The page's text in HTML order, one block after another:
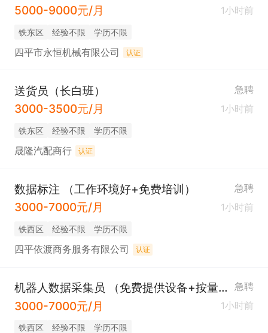
5000-9000元/月 1小时前
铁东区 经验不限 学历不限
四平市永恒机械有限公司 认证
送货员（长白班） 急聘
3000-3500元/月 1小时前
铁东区 经验不限 学历不限
晟隆汽配商行 认证
数据标注 （工作环境好+免费培训） 急聘
3000-7000元/月 1小时前
铁西区 经验不限 学历不限
四平依渡商务服务有限公司 认证
机器人数据采集员 （免费提供设备+按量结算） 急聘
3000-7000元/月 1小时前
铁西区 经验不限 学历不限